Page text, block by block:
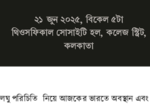
পরিচিতি নিয়ে আজকের ভারতে অবস্থান